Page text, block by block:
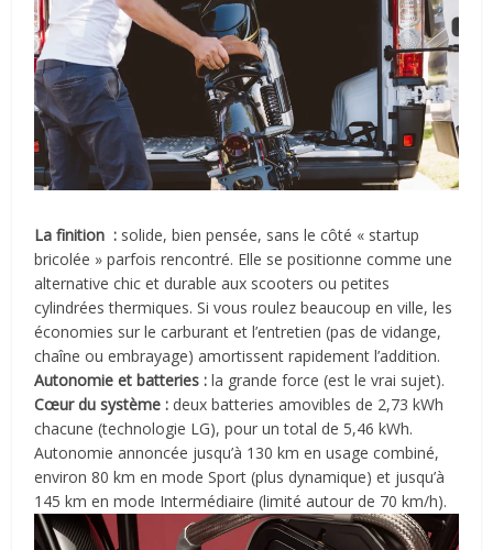
La finition : solide, bien pensée, sans le côté « startup
bricolée » parfois rencontré. Elle se positionne comme une
alternative chic et durable aux scooters ou petites
cylindrées thermiques. Si vous roulez beaucoup en ville, les
économies sur le carburant et l’entretien (pas de vidange,
chaîne ou embrayage) amortissent rapidement l’addition.
Autonomie et batteries : la grande force (est le vrai sujet).
Cœur du système : deux batteries amovibles de 2,73 kWh
chacune (technologie LG), pour un total de 5,46 kWh.
Autonomie annoncée jusqu’à 130 km en usage combiné,
environ 80 km en mode Sport (plus dynamique) et jusqu’à
145 km en mode Intermédiaire (limité autour de 70 km/h).